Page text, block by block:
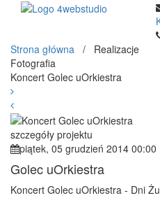
Strona główna / Realizacje
Fotografia
Koncert Golec uOrkiestra
szczegóły projektu
piątek, 05 grudzień 2014 00:00
Golec uOrkiestra
Koncert Golec uOrkiestra - Dni